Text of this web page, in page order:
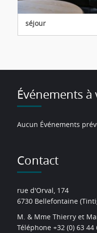
séjour
Événements à
Aucun Événements
Contact
rue d'Orval, 174
6730 Bellefontaine
M. & Mme Thierry et
Téléphone +32 (0) 63 44